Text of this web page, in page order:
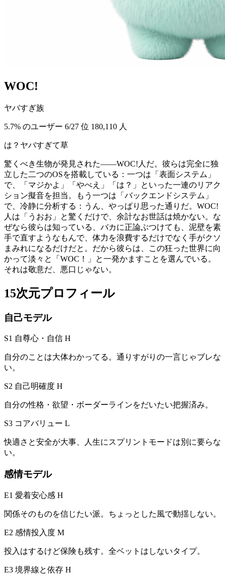
WOC!
ヤバすぎ族
5.7% のユーザー 6/27 位 180,110 人
は？ヤバすぎて草
驚くべき生物が発見された——WOC!人だ。彼らは完全に独
立した二つのOSを搭載している：一つは「表面システム」
で、「マジかよ」「やべえ」「は？」といった一連のリアク
ション擬音を担当。もう一つは「バックエンドシステム」
で、冷静に分析する：うん、やっぱり思った通りだ。WOC!
人は「うおお」と驚くだけで、余計なお世話は焼かない。な
ぜなら彼らは知っている、バカに正論ぶつけても、泥壁を素
手で直すようなもんで、体力を浪費するだけでなく手がクソ
まみれになるだけだと。だから彼らは、この狂った世界に向
かって淡々と「WOC！」と一発かますことを選んでいる。
それは敬意だ、悪口じゃない。
15次元プロフィール
自己モデル
S1 自尊心・自信 H
自分のことは大体わかってる。通りすがりの一言じゃブレな
い。
S2 自己明確度 H
自分の性格・欲望・ボーダーラインをだいたい把握済み。
S3 コアバリュー L
快適さと安全が大事、人生にスプリントモードは別に要らな
い。
感情モデル
E1 愛着安心感 H
関係そのものを信じたい派。ちょっとした風で動揺しない。
E2 感情投入度 M
投入はするけど保険も残す。全ベットはしないタイプ。
E3 境界線と依存 H